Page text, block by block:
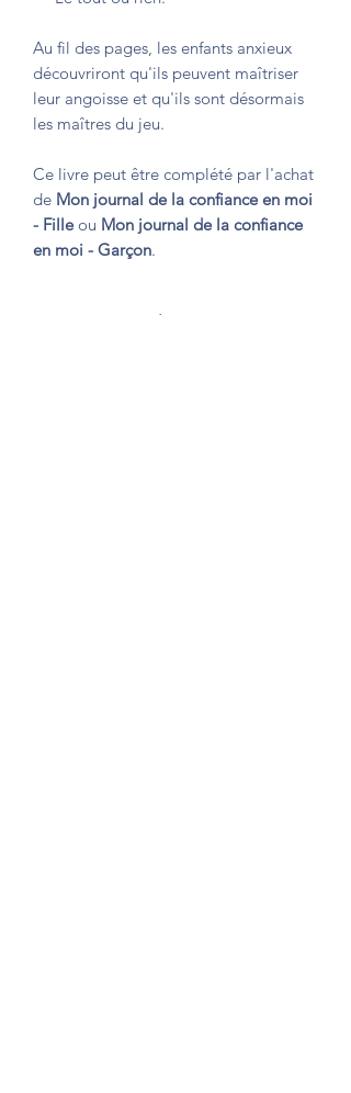
Au fil des pages, les enfants anxieux
découvriront qu'ils peuvent maîtriser
leur angoisse et qu'ils sont désormais
les maîtres du jeu.
Ce livre peut être complété par l'achat
de Mon journal de la confiance en moi
- Filleou Mon journal de la confiance
en moi - Garçon.
Impression et livraison